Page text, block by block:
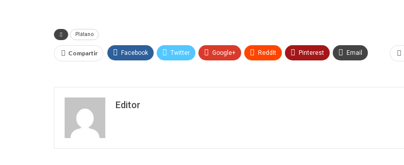
Plátano
Compartir Facebook Twitter Google+ ReddIt Pinterest Email
Editor